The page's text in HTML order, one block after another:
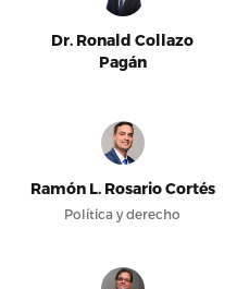
Dr. Ronald Collazo
Pagán
Ramón L. Rosario Cortés
Política y derecho